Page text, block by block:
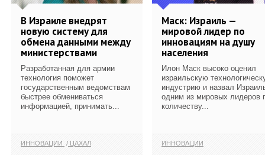
В Израиле внедрят
новую систему для
обмена данными между
министерствами
Разработанная для армии
технология поможет
государственным ведомствам
быстрее обмениваться
информацией, принимать...
ИННОВАЦИИ ЦАХАЛ
Маск: Израиль —
мировой лидер по
инновациям на душу
населения
Илон Маск высоко оценил
израильскую
индустрию и назвал
одним из мировых лидеров
количеству...
ИННОВАЦИИ